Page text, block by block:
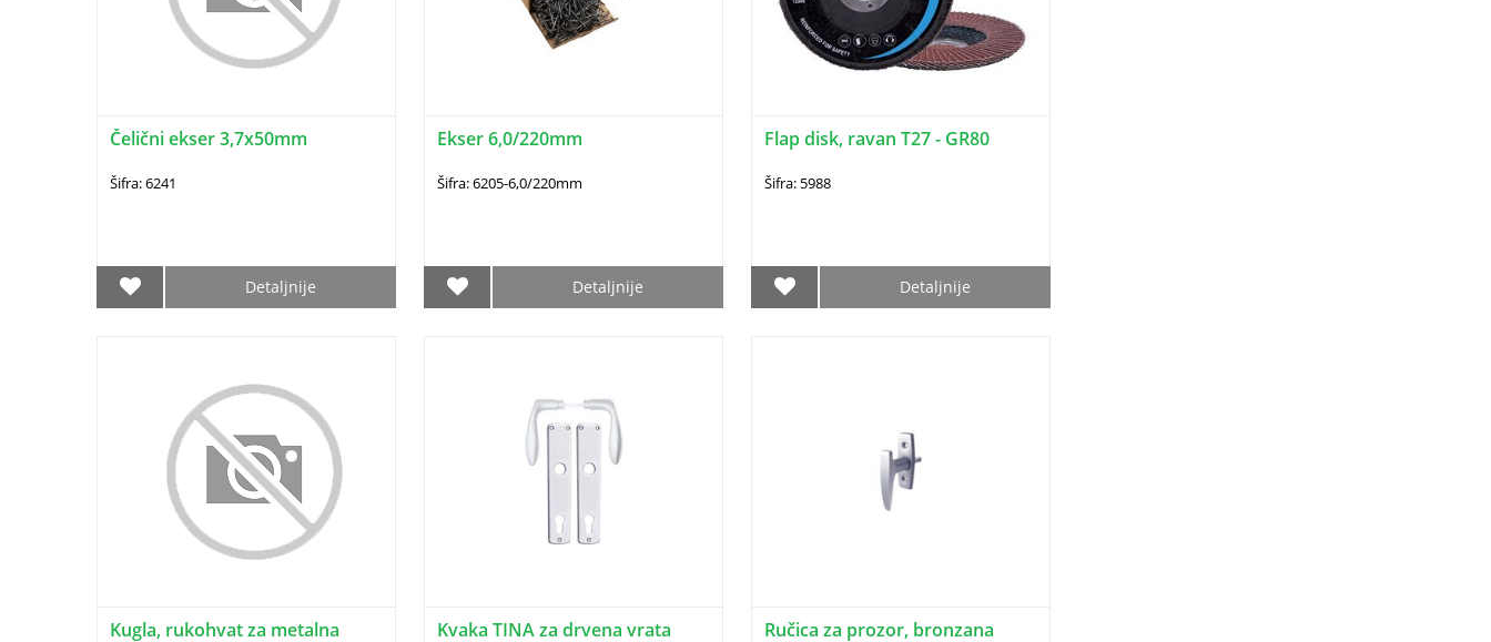
Čelični ekser 3,7x50mm
Šifra: 6241
Detaljnije
Ekser 6,0/220mm
Šifra: 6205-6,0/220mm
Detaljnije
Flap disk, ravan T27 - GR80
Šifra: 5988
Detaljnije
Kugla, rukohvat za metalna
Kvaka TINA za drvena vrata
Ručica za prozor, bronzana